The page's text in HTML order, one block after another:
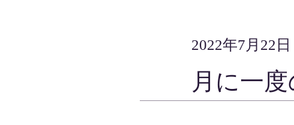
月に一度
2022年7月22日